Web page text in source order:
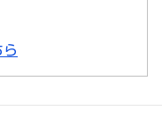
ら